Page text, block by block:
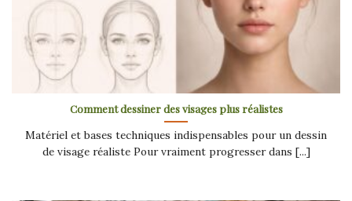
Comment dessiner des visages plus réalistes
Matériel et bases techniques indispensables pour un dessin
de visage réaliste Pour vraiment progresser dans [...]